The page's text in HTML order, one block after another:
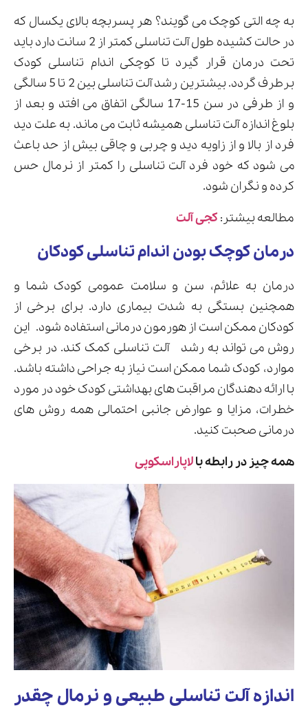
به چه التی کوچک می گویند؟ هر پسربچه بالای یکسال که
در حالت کشیده طول آلت تناسلی کمتر از 2 سانت دارد باید
تحت درمان قرار گیرد تا کوچکی اندام تناسلی کودک
برطرف گردد. بیشترین رشد آلت تناسلی بین 2 تا 5 سالگی
و از طرفی در سن 15-17 سالگی اتفاق می افتد و بعد از
بلوغ اندازه آلت تناسلی همیشه ثابت می ماند. به علت دید
فرد از بالا و از زاویه دید و چربی و چاقی بیش از حد باعث
می شود که خود فرد آلت تناسلی را کمتر از نرمال حس
کرده و نگران شود.
مطالعه بیشتر: کجی آلت
درمان کوچک بودن اندام تناسلی کودکان
درمان به علائم، سن و سلامت عمومی کودک شما و
همچنین بستگی به شدت بیماری دارد. برای برخی از
کودکان ممکن است از هورمون درمانی استفاده شود. این
روش می تواند به رشد آلت تناسلی کمک کند. در برخی
موارد، کودک شما ممکن است نیاز به جراحی داشته باشد.
با ارائه دهندگان مراقبت های بهداشتی کودک خود در مورد
خطرات، مزایا و عوارض جانبی احتمالی همه روش های
درمانی صحبت کنید.
همه چیز در رابطه بالاپاراسکوپی
اندازه آلت تناسلی طبیعی و نرمال چقدر